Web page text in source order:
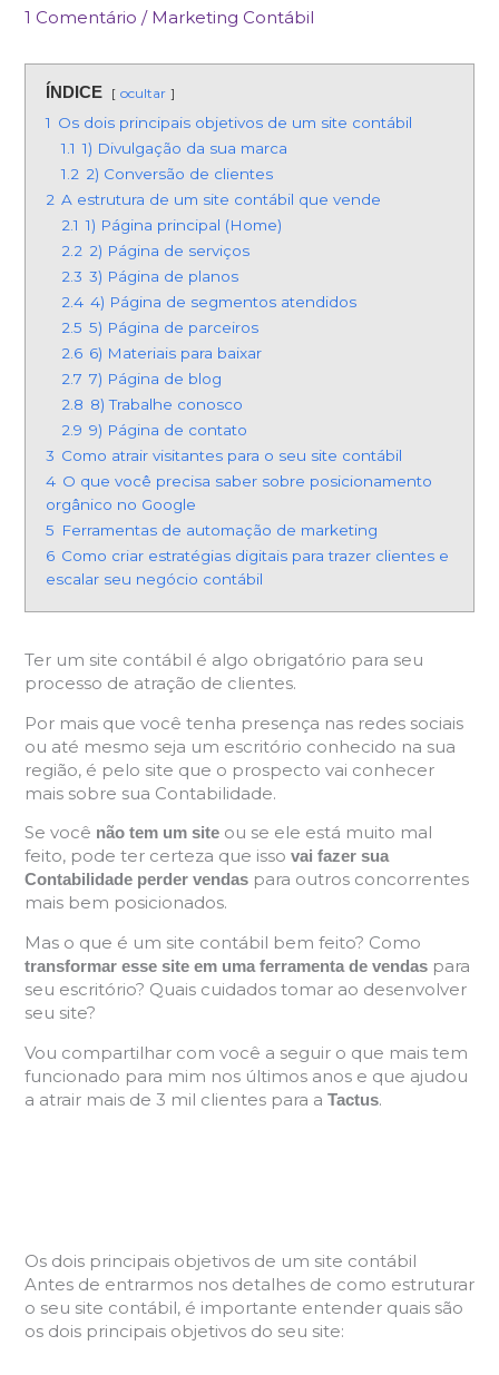
1 Comentário / Marketing Contábil
ÍNDICE ocultar
1 Os dois principais objetivos de um site contábil
1.1 1) Divulgação da sua marca
1.2 2) Conversão de clientes
2 A estrutura de um site contábil que vende
2.1 1) Página principal (Home)
2.2 2) Página de serviços
2.3 3) Página de planos
2.4 4) Página de segmentos atendidos
2.5 5) Página de parceiros
2.6 6) Materiais para baixar
2.7 7) Página de blog
2.8 8) Trabalhe conosco
2.9 9) Página de contato
3 Como atrair visitantes para o seu site contábil
4 O que você precisa saber sobre posicionamento
orgânico no Google
5 Ferramentas de automação de marketing
6 Como criar estratégias digitais para trazer clientes e
escalar seu negócio contábil
Ter um site contábil é algo obrigatório para seu
processo de atração de clientes.
Por mais que você tenha presença nas redes sociais
ou até mesmo seja um escritório conhecido na sua
região, é pelo site que o prospecto vai conhecer
mais sobre sua Contabilidade.
Se você não tem um siteou se ele está muito mal
feito, pode ter certeza que isso vai fazer sua
Contabilidade perder vendaspara outros concorrentes
mais bem posicionados.
Mas o que é um site contábil bem feito? Como
transformar esse site em uma ferramenta de vendaspara
seu escritório? Quais cuidados tomar ao desenvolver
seu site?
Vou compartilhar com você a seguir o que mais tem
funcionado para mim nos últimos anos e que ajudou
a atrair mais de 3 mil clientes para a Tactus.
Os dois principais objetivos de um site contábil
Antes de entrarmos nos detalhes de como estruturar
o seu site contábil, é importante entender quais são
os dois principais objetivos do seu site: